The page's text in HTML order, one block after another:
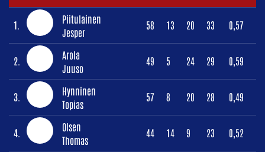
1.
Piitulainen
Jesper
58 13 20 33 0,57
2.
Arola
Juuso
49 5 24 29 0,59
3.
Hynninen
Topias
57 8 20 28 0,49
4.
Olsen
Thomas
44 14 9 23 0,52